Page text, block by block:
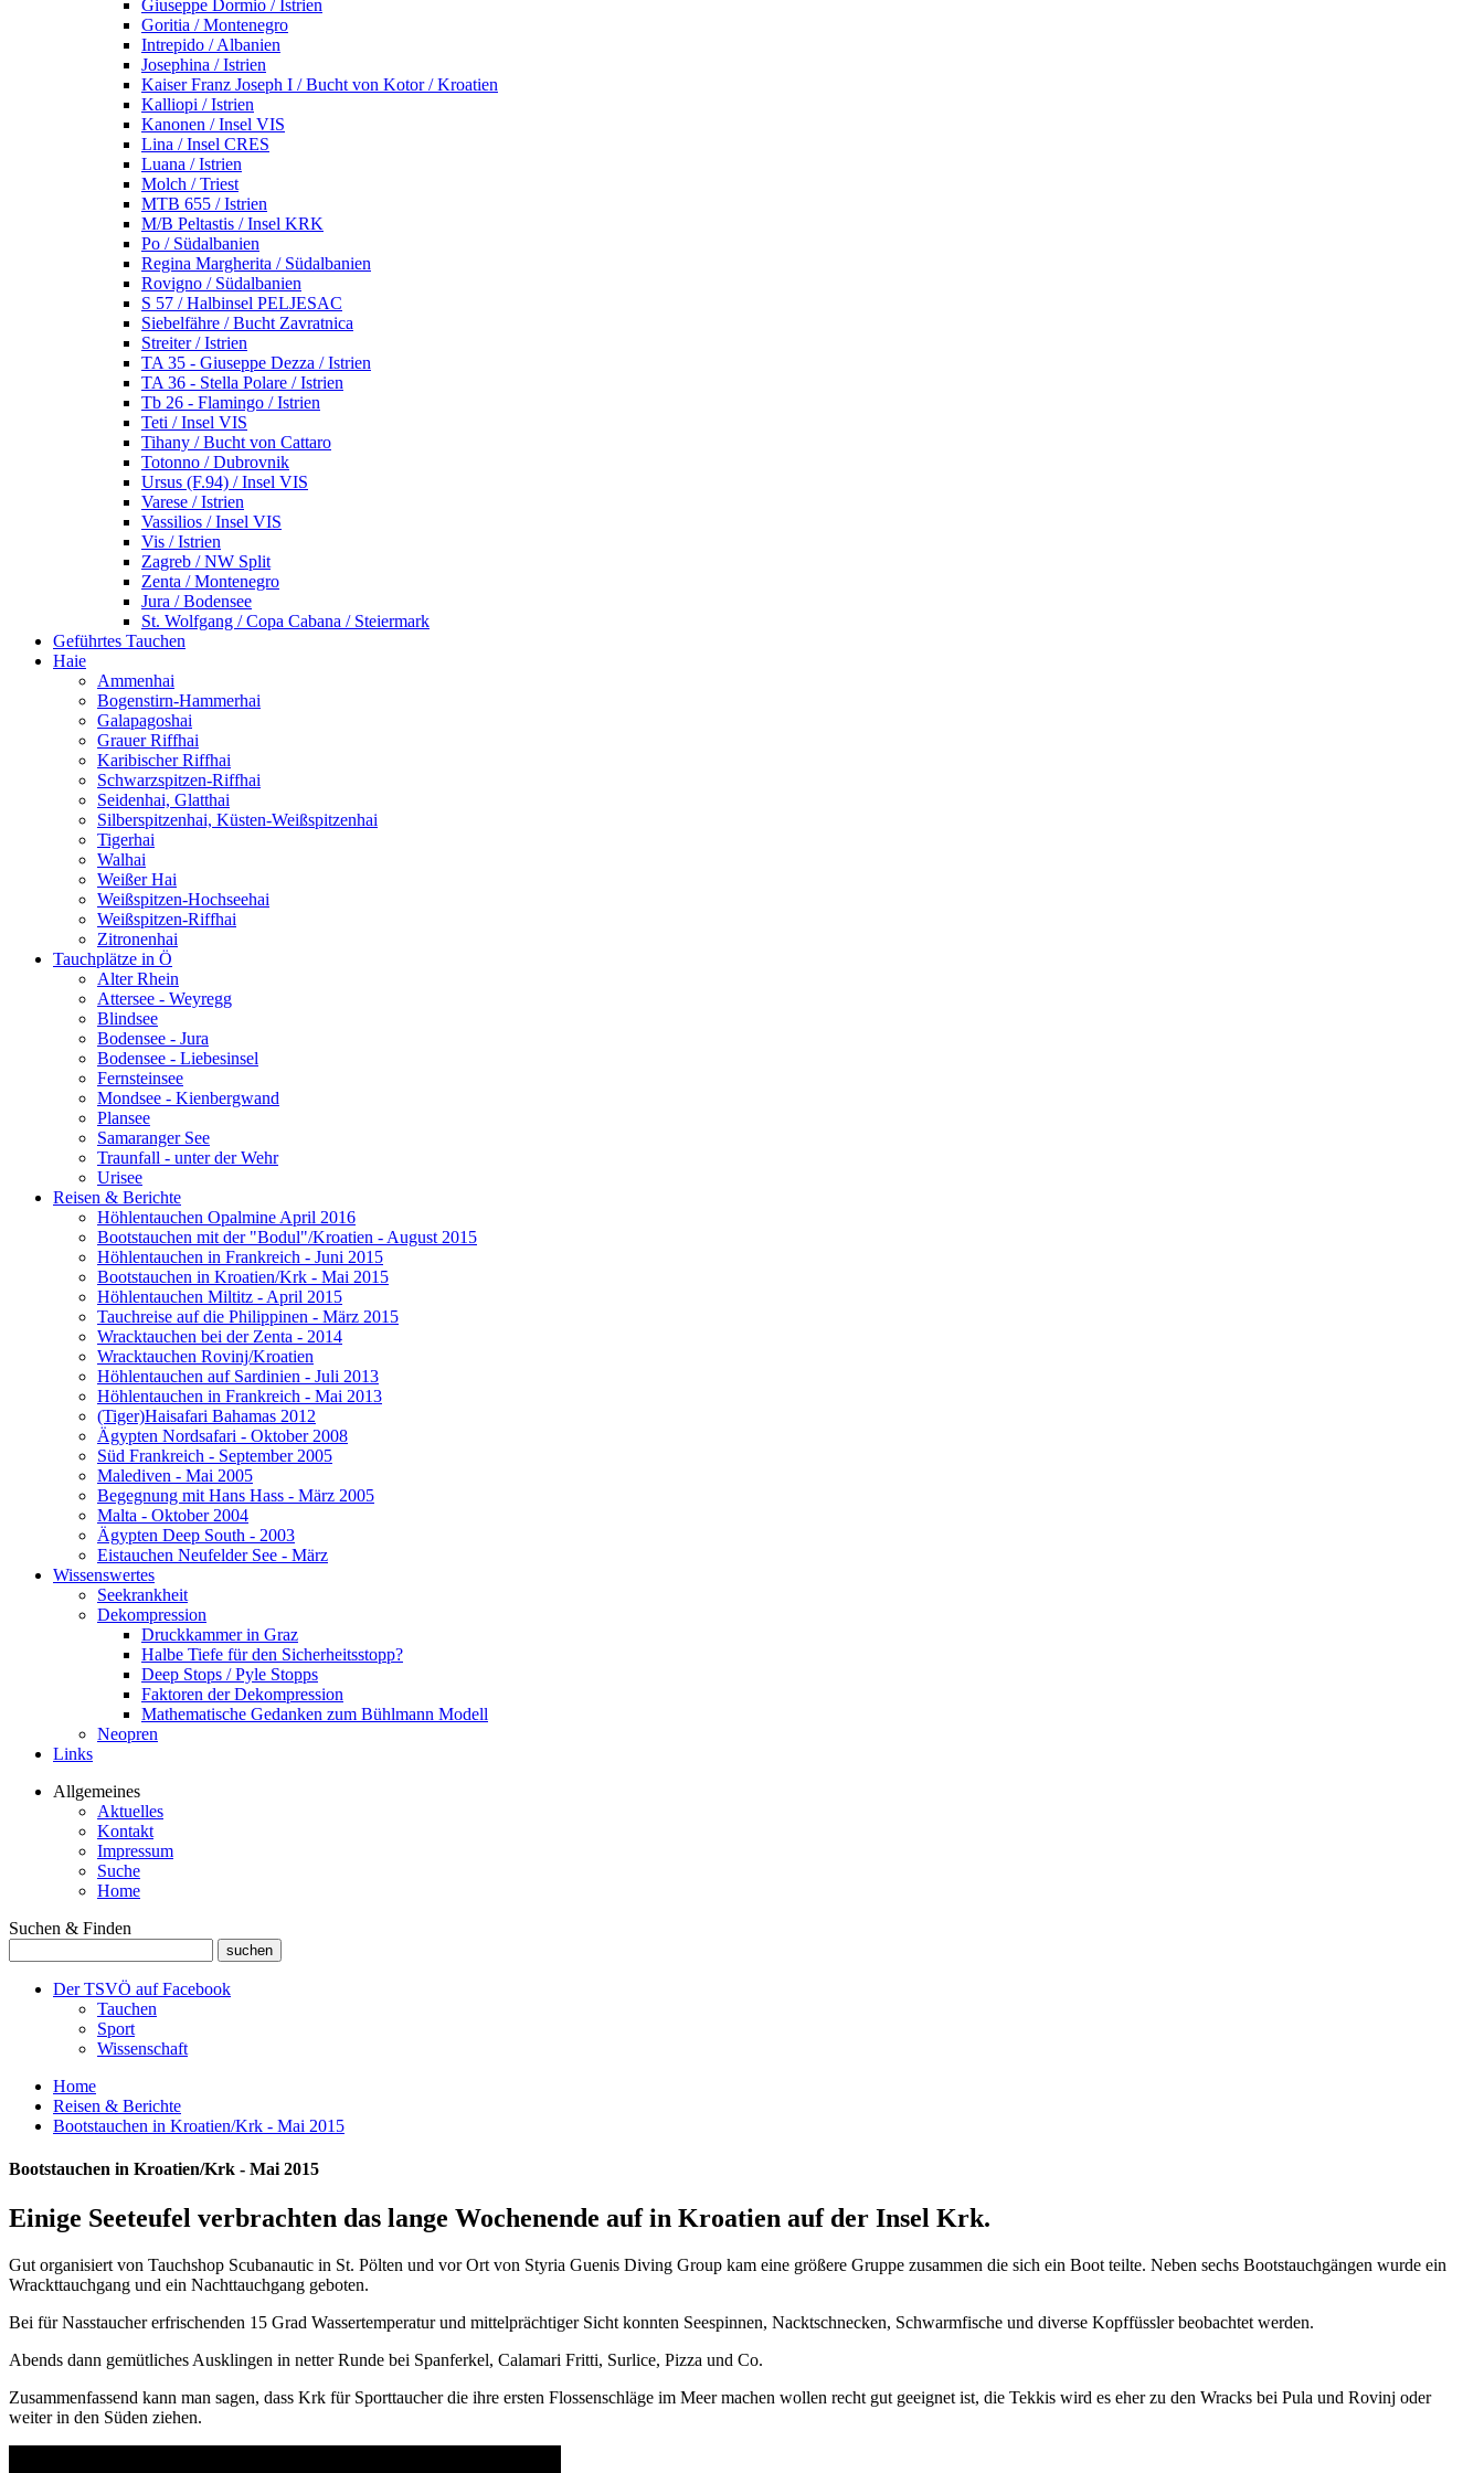
Giuseppe Dormio / Istrien
Goritia / Montenegro
Intrepido / Albanien
Josephina / Istrien
Kaiser Franz Joseph I / Bucht von Kotor / Kroatien
Kalliopi / Istrien
Kanonen / Insel VIS
Lina / Insel CRES
Luana / Istrien
Molch / Triest
MTB 655 / Istrien
M/B Peltastis / Insel KRK
Po / Südalbanien
Regina Margherita / Südalbanien
Rovigno / Südalbanien
S 57 / Halbinsel PELJESAC
Siebelfähre / Bucht Zavratnica
Streiter / Istrien
TA 35 - Giuseppe Dezza / Istrien
TA 36 - Stella Polare / Istrien
Tb 26 - Flamingo / Istrien
Teti / Insel VIS
Tihany / Bucht von Cattaro
Totonno / Dubrovnik
Ursus (F.94) / Insel VIS
Varese / Istrien
Vassilios / Insel VIS
Vis / Istrien
Zagreb / NW Split
Zenta / Montenegro
Jura / Bodensee
St. Wolfgang / Copa Cabana / Steiermark
Geführtes Tauchen
Haie
Ammenhai
Bogenstirn-Hammerhai
Galapagoshai
Grauer Riffhai
Karibischer Riffhai
Schwarzspitzen-Riffhai
Seidenhai, Glatthai
Silberspitzenhai, Küsten-Weißspitzenhai
Tigerhai
Walhai
Weißer Hai
Weißspitzen-Hochseehai
Weißspitzen-Riffhai
Zitronenhai
Tauchplätze in Ö
Alter Rhein
Attersee - Weyregg
Blindsee
Bodensee - Jura
Bodensee - Liebesinsel
Fernsteinsee
Mondsee - Kienbergwand
Plansee
Samaranger See
Traunfall - unter der Wehr
Urisee
Reisen & Berichte
Höhlentauchen Opalmine April 2016
Bootstauchen mit der "Bodul"/Kroatien - August 2015
Höhlentauchen in Frankreich - Juni 2015
Bootstauchen in Kroatien/Krk - Mai 2015
Höhlentauchen Miltitz - April 2015
Tauchreise auf die Philippinen - März 2015
Wracktauchen bei der Zenta - 2014
Wracktauchen Rovinj/Kroatien
Höhlentauchen auf Sardinien - Juli 2013
Höhlentauchen in Frankreich - Mai 2013
(Tiger)Haisafari Bahamas 2012
Ägypten Nordsafari - Oktober 2008
Süd Frankreich - September 2005
Malediven - Mai 2005
Begegnung mit Hans Hass - März 2005
Malta - Oktober 2004
Ägypten Deep South - 2003
Eistauchen Neufelder See - März
Wissenswertes
Seekrankheit
Dekompression
Druckkammer in Graz
Halbe Tiefe für den Sicherheitsstopp?
Deep Stops / Pyle Stopps
Faktoren der Dekompression
Mathematische Gedanken zum Bühlmann Modell
Neopren
Links
Allgemeines
Aktuelles
Kontakt
Impressum
Suche
Home
Suchen & Finden
Der TSVÖ auf Facebook
Tauchen
Sport
Wissenschaft
Home
Reisen & Berichte
Bootstauchen in Kroatien/Krk - Mai 2015
Bootstauchen in Kroatien/Krk - Mai 2015
Einige Seeteufel verbrachten das lange Wochenende auf in Kroatien auf der Insel Krk.
Gut organisiert von Tauchshop Scubanautic in St. Pölten und vor Ort von Styria Guenis Diving Group kam eine größere Gruppe zusammen die sich ein Boot teilte. Neben sechs Bootstauchgängen wurde ein
Wrackttauchgang und ein Nachttauchgang geboten.
Bei für Nasstaucher erfrischenden 15 Grad Wassertemperatur und mittelprächtiger Sicht konnten Seespinnen, Nacktschnecken, Schwarmfische und diverse Kopffüssler beobachtet werden.
Abends dann gemütliches Ausklingen in netter Runde bei Spanferkel, Calamari Fritti, Surlice, Pizza und Co.
Zusammenfassend kann man sagen, dass Krk für Sporttaucher die ihre ersten Flossenschläge im Meer machen wollen recht gut geeignet ist, die Tekkis wird es eher zu den Wracks bei Pula und Rovinj oder
weiter in den Süden ziehen.